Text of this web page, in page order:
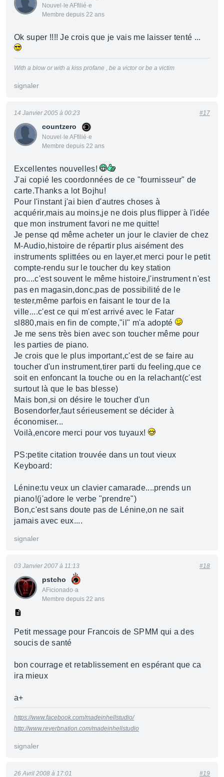
Nouvel·le AFfilié·e
Membre depuis 22 ans
Ok super !!!! Je crois que je vais me laisser tenté ...
With a blow or with a kiss profane , be a victor or be a victim
signaler
countzero
Nouvel·le AFfilié·e
Membre depuis 22 ans
14 Janvier 2005 à 00:23 #17
Excellentes nouvelles!
J'ai copié les coordonnées de ce "fournisseur" de
carte.Thanks a lot Bojhu!
Pour l'instant j'ai bien d'autres choses à
acquérir,mais au moins,je ne dois plus flipper à l'idée
que mon instrument favori ne me quitte!
Je pense qd même acheter un jour le clavier de chez
M-Audio,histoire de répartir plus aisément des
instruments splittées ou en layer,et merci pour le petit
compte-rendu sur le toucher du key station
pro....c'est souvent le même histoire,l'instrument n'est
pas en magasin,donc,pas de possibilité de le
tester,même parfois en faisant le tour de la
ville....c'est ce qui m'est arrivé avec le Fatar
sl880,mais en fin de compte,"il" m'a adopté
Je me sens très bien avec son toucher même pour
les parties de piano.
Je crois que le plus important,c'est de se faire au
toucher d'un instrument,tirer parti du feeling,que ce
soit en enfoncant la touche ou en la relachant(c'est
surtout là que le bas blesse)
Mais bon,si on désire le toucher d'un
Bosendorfer,faut sérieusement se décider à
économiser...
Voilà,encore merci pour vos tuyaux!
PS:petite citation trouvée dans un tout vieux
Keyboard:
Lénine:tu veux un clavier camarade....prends un
piano!(j'adore le verbe "prendre")
Bon,c'est sans doute pas de Lénine,on ne sait
jamais avec eux....
signaler
pstcho
AFicionado·a
Membre depuis 22 ans
03 Janvier 2007 à 11:13 #18
Petit message pour Francois de SPMM qui a des
soucis de santé
bon courrage et retablissement en espérant que ca
ira mieux
a+
https://www.facebook.com/madeinhellstudio/
http://www.reverbnation.com/madeinhellstudio
signaler
26 Avril 2008 à 17:01 #19